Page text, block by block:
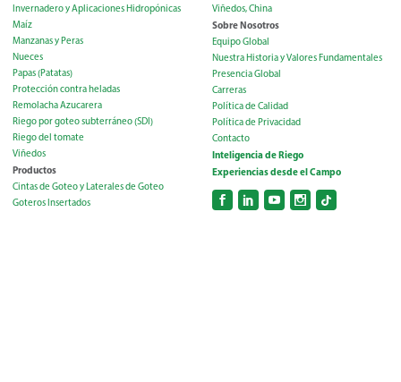
Invernadero y Aplicaciones Hidropónicas
Maíz
Manzanas y Peras
Nueces
Papas (Patatas)
Protección contra heladas
Remolacha Azucarera
Riego por goteo subterráneo (SDI)
Riego del tomate
Viñedos
Productos
Cintas de Goteo y Laterales de Goteo
Goteros Insertados
Viñedos, China
Sobre Nosotros
Equipo Global
Nuestra Historia y Valores Fundamentales
Presencia Global
Carreras
Política de Calidad
Política de Privacidad
Contacto
Inteligencia de Riego
Experiencias desde el Campo